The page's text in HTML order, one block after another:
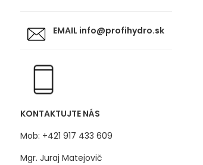
EMAIL info@profihydro.sk
KONTAKTUJTE NÁS
Mob: +421 917 433 609
Mgr. Juraj Matejovič